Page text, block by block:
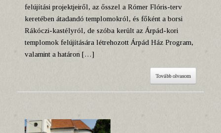
felújítási projektjeiről, az ősszel a Rómer Flóris-terv
keretében átadandó templomokról, és főként a borsi
Rákóczi-kastélyról, de szóba került az Árpád-kori
templomok felújítására létrehozott Árpád Ház Program,
valamint a határon […]
Tovább olvasom